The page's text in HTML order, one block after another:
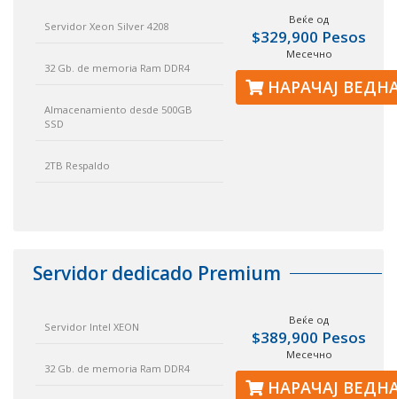
Servidor Xeon Silver 4208
32 Gb. de memoria Ram DDR4
Almacenamiento desde 500GB
SSD
2TB Respaldo
Веќе од
$329,900 Pesos
Месечно
НАРАЧАЈ
Servidor dedicado Premium
Servidor Intel XEON
32 Gb. de memoria Ram DDR4
Веќе од
$389,900 Pesos
Месечно
НАРАЧАЈ